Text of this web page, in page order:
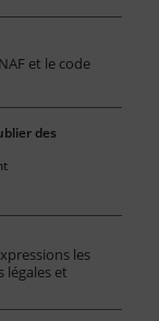
et le code
des
les
légales et